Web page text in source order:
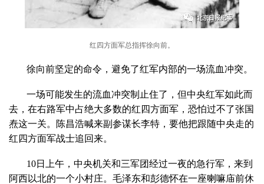
红四方面军总指挥徐向前。
徐向前坚定的命令，避免了红军内部的一场流血冲突。
一场可能发生的流血冲突制止住了，但中央红军如此而
去，在右路军中占绝大多数的红四方面军，恐怕过不了张国
焘这一关。陈昌浩喊来副参谋长李特，要他把跟随中央走的
红四方面军战士追回来。
10日上午，中央机关和三军团经过一夜的急行军，来到
阿西以北的一个小村庄。毛泽东和彭德怀在一座喇嘛庙前休